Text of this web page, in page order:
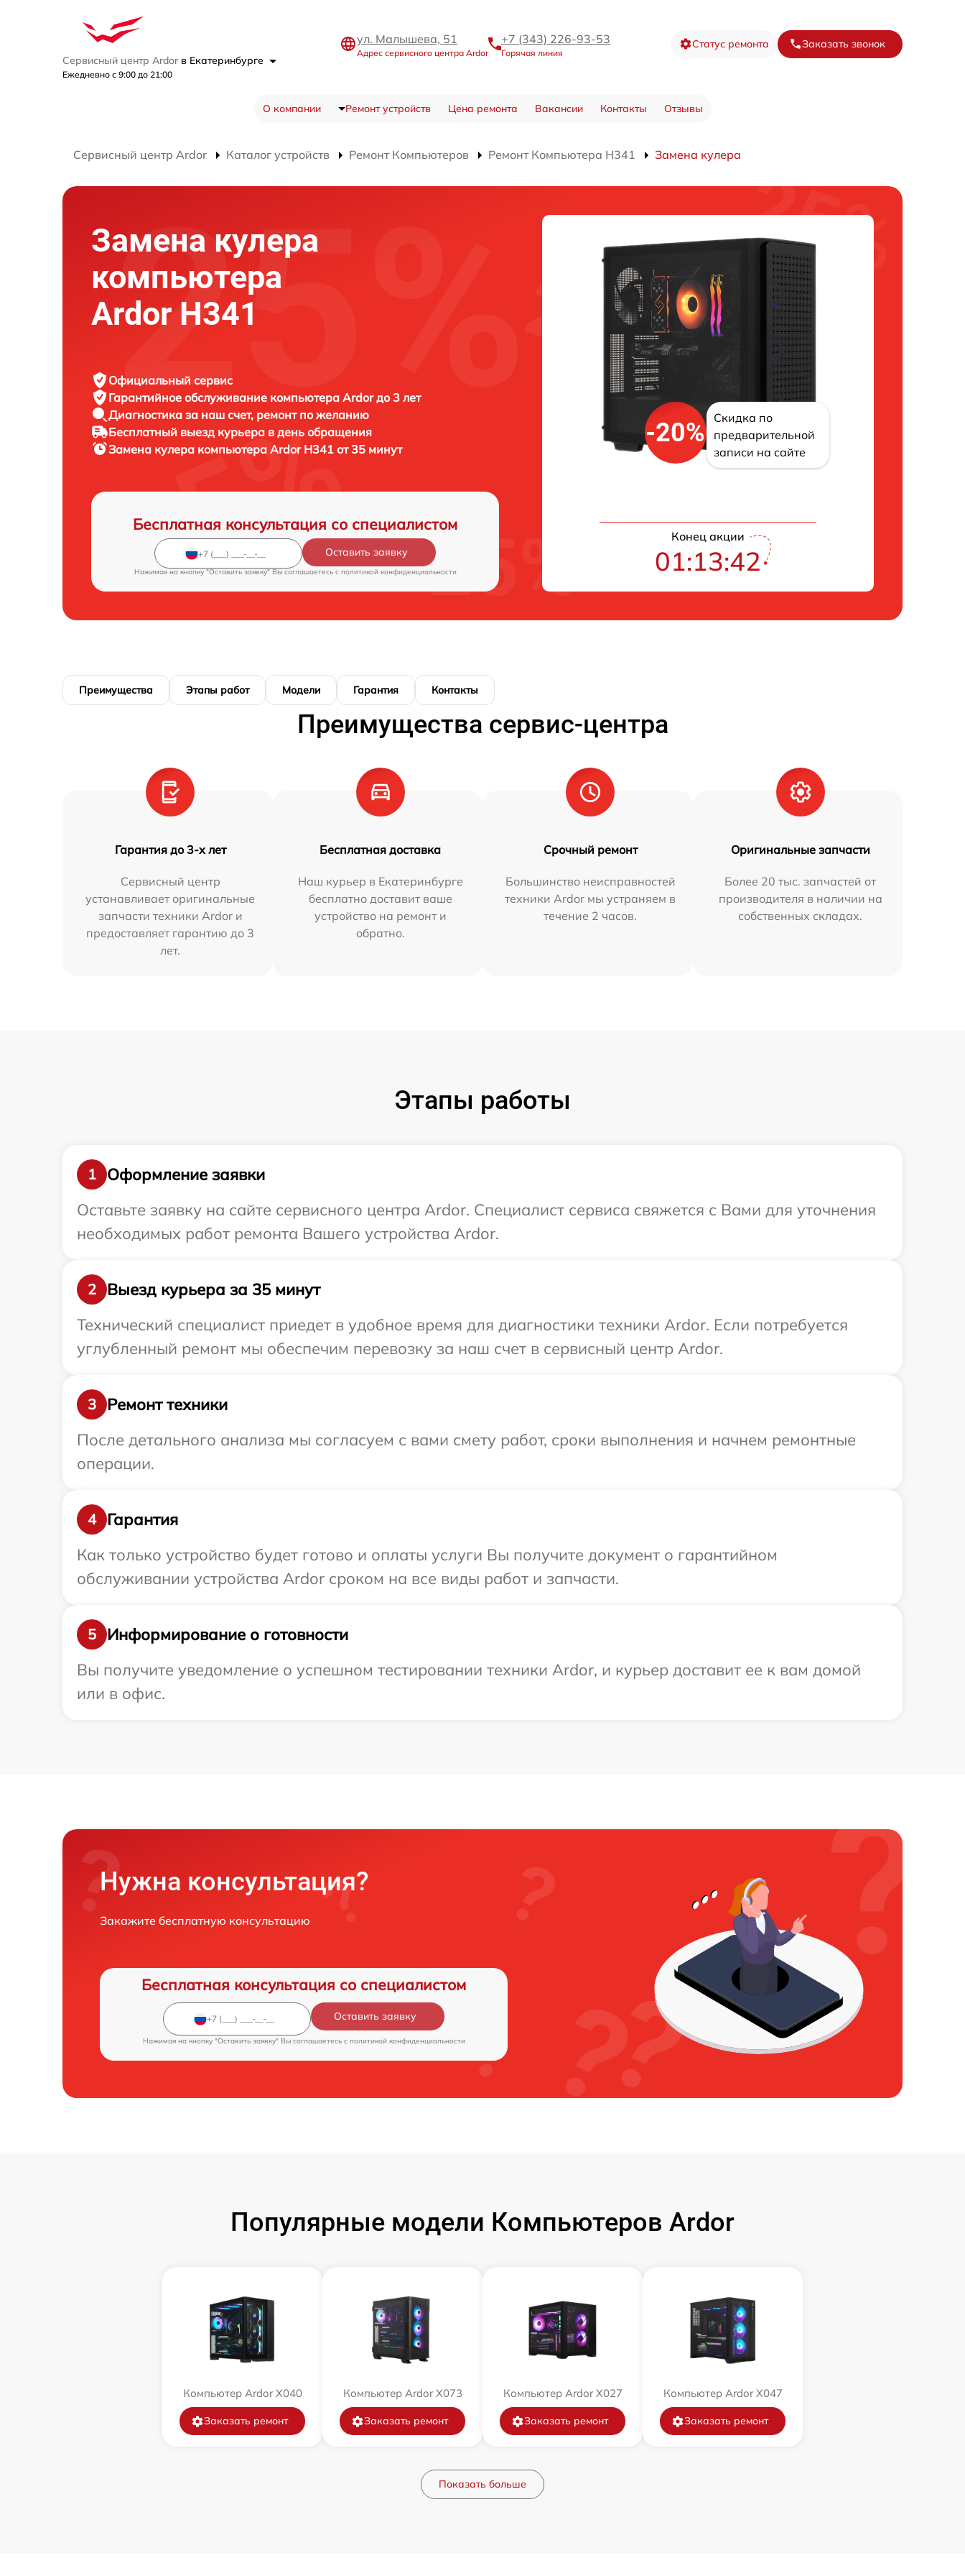
Сервисный центр Ardor в Екатеринбурге
Ежедневно с 9:00 до 21:00
ул. Малышева, 51
Адрес сервисного центра Ardor
+7 (343) 226-93-53
Горячая линия
Статус ремонта Заказать звонок
О компании Ремонт устройств Цена ремонта Вакансии Контакты Отзывы
Сервисный центр Ardor Каталог устройств Ремонт Компьютеров Ремонт Компьютера H341 Замена кулера
Замена кулера
компьютера
Ardor H341
Официальный сервис
Гарантийное обслуживание компьютера Ardor до 3 лет
Диагностика за наш счет, ремонт по желанию
Бесплатный выезд курьера в день обращения
Замена кулера компьютера Ardor H341 от 35 минут
Бесплатная консультация со специалистом
Оставить заявку
Нажимая на кнопку "Оставить заявку" Вы соглашаетесь c политикой конфиденциальности
-20%
Скидка по
предварительной
записи на сайте
Конец акции
01:13:41
Преимущества Этапы работ Модели Гарантия Контакты
Преимущества сервис-центра
Гарантия до 3-х лет
Сервисный центр
устанавливает оригинальные
запчасти техники Ardor и
предоставляет гарантию до 3
лет.
Бесплатная доставка
Наш курьер в Екатеринбурге
бесплатно доставит ваше
устройство на ремонт и
обратно.
Срочный ремонт
Большинство неисправностей
техники Ardor мы устраняем в
течение 2 часов.
Оригинальные запчасти
Более 20 тыс. запчастей от
производителя в наличии на
собственных складах.
Этапы работы
1
Оформление заявки
Оставьте заявку на сайте сервисного центра Ardor. Специалист сервиса свяжется с Вами для уточнения
необходимых работ ремонта Вашего устройства Ardor.
2
Выезд курьера за 35 минут
Технический специалист приедет в удобное время для диагностики техники Ardor. Если потребуется
углубленный ремонт мы обеспечим перевозку за наш счет в сервисный центр Ardor.
3
Ремонт техники
После детального анализа мы согласуем с вами смету работ, сроки выполнения и начнем ремонтные
операции.
4
Гарантия
Как только устройство будет готово и оплаты услуги Вы получите документ о гарантийном
обслуживании устройства Ardor сроком на все виды работ и запчасти.
5
Информирование о готовности
Вы получите уведомление о успешном тестировании техники Ardor, и курьер доставит ее к вам домой
или в офис.
Нужна консультация?
Закажите бесплатную консультацию
Бесплатная консультация со специалистом
Оставить заявку
Нажимая на кнопку "Оставить заявку" Вы соглашаетесь c политикой конфиденциальности
Популярные модели Компьютеров Ardor
Компьютер Ardor X040
Заказать ремонт
Компьютер Ardor X073
Заказать ремонт
Компьютер Ardor X027
Заказать ремонт
Компьютер Ardor X047
Заказать ремонт
Показать больше